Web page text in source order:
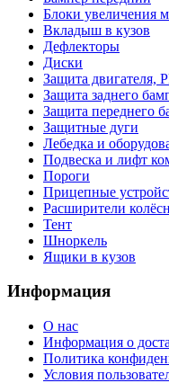
Блоки увеличения
Вкладыш в кузов
Дефлекторы
Диски
Защита
Защита заднего
Защита переднего
Защитные дуги
Лебедка и
Подвеска и лифт
Пороги
Прицепные
Расширители
Тент
Шноркель
Ящики в кузов
Информация
О нас
Информация о
Политика
Условия